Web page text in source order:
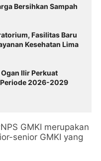
Bersihkan Sampah
Fasilitas Baru
Kesehatan Lima
Ilir Perkuat
2026-2029
GMKI merupakan
senior GMKI yang